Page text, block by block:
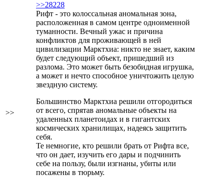
>>
>>28228
Рифт - это колоссальная аномальная зона,
расположенная в самом центре одноименной
туманности. Вечный ужас и причина
конфликтов для проживающей в ней
цивилизации Марктхиа: никто не знает, каким
будет следующий объект, пришедший из
разлома. Это может быть безобидная игрушка,
а может и нечто способное уничтожить целую
звездную систему.
Большинство Марктхиа решили отгородиться
от всего, спрятав аномальные объекты на
удаленных планетоидах и в гигантских
космических хранилищах, надеясь защитить
себя.
Те немногие, кто решили брать от Рифта все,
что он дает, изучить его дары и подчинить
себе на пользу, были изгнаны, убиты или
посажены в тюрьму.